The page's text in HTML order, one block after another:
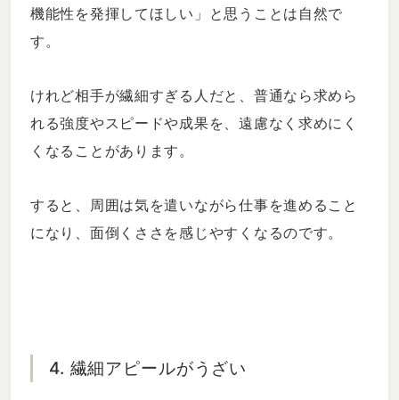
機能性を発揮してほしい」と思うことは自然で
す。
けれど相手が繊細すぎる人だと、普通なら求めら
れる強度やスピードや成果を、遠慮なく求めにく
くなることがあります。
すると、周囲は気を遣いながら仕事を進めること
になり、面倒くささを感じやすくなるのです。
4. 繊細アピールがうざい